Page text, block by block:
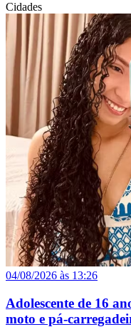
Cidades
04/08/2026 às 13:26
Adolescente de 16
moto e pá-